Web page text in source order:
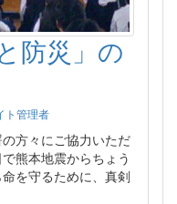
防災」の
ト管理者
方々にご協力いただ
熊本地震からちょう
を守るために、真剣